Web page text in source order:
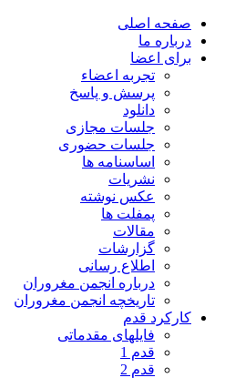
صفحه اصلی
درباره ما
برای اعضا
تجربه اعضاء
پرسش و پاسخ
دانلود
جلسات مجازی
جلسات حضوری
اساسنامه ها
نشریات
عکس نوشته
پمفلت ها
مقالات
گزارشات
اطلاع رسانی
درباره انجمن مغروران
تاریخچه انجمن مغروران
کارکرد قدم
فایلهای مقدماتی
قدم 1
قدم 2